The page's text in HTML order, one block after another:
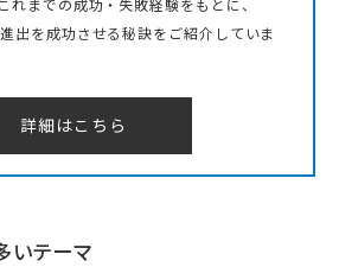
れまでの成功・失敗経験をもとに、
出を成功させる秘訣をご紹介していま
詳細はこちら
いテーマ